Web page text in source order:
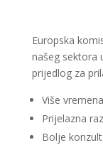
Europska
našeg sektora
prijedlog za
Više
Prijelazna
Bolje